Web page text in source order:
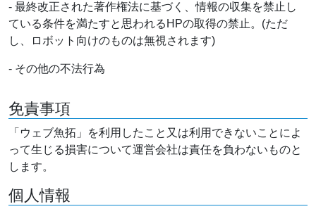
- 最終改正された著作権法に基づく、情報の収集を禁止し
ている条件を満たすと思われるHPの取得の禁止。(ただ
し、ロボット向けのものは無視されます)
- その他の不法行為
免責事項
「ウェブ魚拓」を利用したこと又は利用できないことによ
って生じる損害について運営会社は責任を負わないものと
します。
個人情報